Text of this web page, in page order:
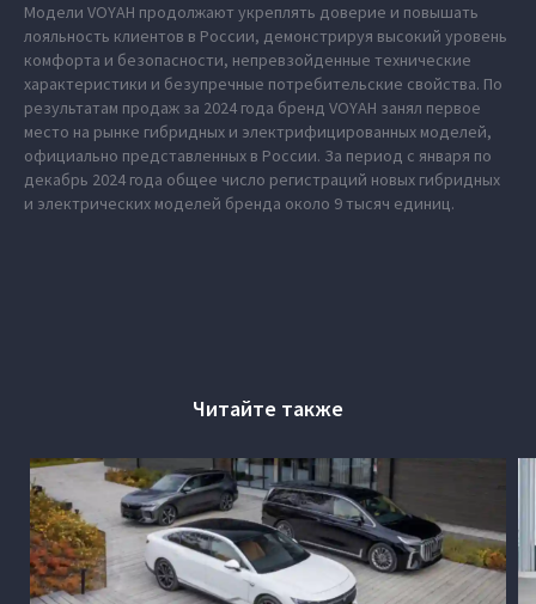
Модели VOYAH продолжают укреплять доверие и повышать
лояльность клиентов в России, демонстрируя высокий уровень
комфорта и безопасности, непревзойденные технические
характеристики и безупречные потребительские свойства. По
результатам продаж за 2024 года бренд VOYAH занял первое
место на рынке гибридных и электрифицированных моделей,
официально представленных в России. За период с января по
декабрь 2024 года общее число регистраций новых гибридных
и электрических моделей бренда около 9 тысяч единиц.
Читайте также